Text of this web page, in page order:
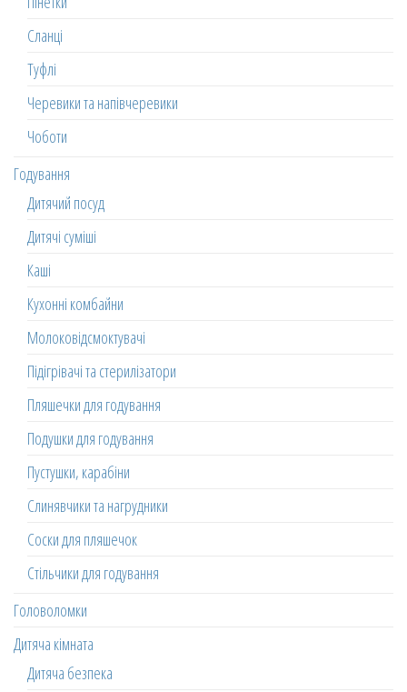
Сланці
Туфлі
Черевики та напівчеревики
Чоботи
Годування
Дитячий посуд
Дитячі суміші
Каші
Кухонні комбайни
Молоковідсмоктувачі
Підігрівачі та стерилізатори
Пляшечки для годування
Подушки для годування
Пустушки, карабіни
Слинявчики та нагрудники
Соски для пляшечок
Стільчики для годування
Головоломки
Дитяча кімната
Дитяча безпека